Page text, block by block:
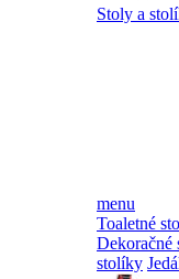
Stoly a
menu
Toaletné
Dekoračné
stolíky